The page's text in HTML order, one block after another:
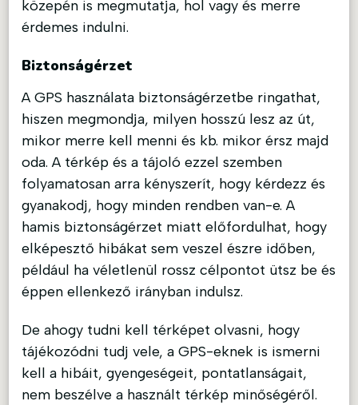
közepén is megmutatja, hol vagy és merre
érdemes indulni.
Biztonságérzet
A GPS használata biztonságérzetbe ringathat,
hiszen megmondja, milyen hosszú lesz az út,
mikor merre kell menni és kb. mikor érsz majd
oda. A térkép és a tájoló ezzel szemben
folyamatosan arra kényszerít, hogy kérdezz és
gyanakodj, hogy minden rendben van-e. A
hamis biztonságérzet miatt előfordulhat, hogy
elképesztő hibákat sem veszel észre időben,
például ha véletlenül rossz célpontot ütsz be és
éppen ellenkező irányban indulsz.
De ahogy tudni kell térképet olvasni, hogy
tájékozódni tudj vele, a GPS-eknek is ismerni
kell a hibáit, gyengeségeit, pontatlanságait,
nem beszélve a használt térkép minőségéről.